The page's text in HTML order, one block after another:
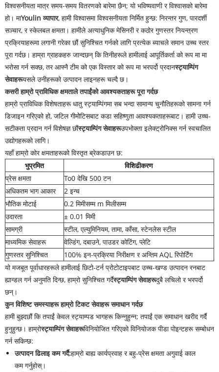
विश्वसनीयता मात्र समय-समय वितरणको बारेमा छैन; यो भविष्यवाणी र विश्वासको बारेमा
हो। माYoulin व्यापार, हामी विश्वासमा विश्वसनीयता निर्मित हुन्छ: निरन्तर गुण, पारदर्शी
सञ्चार, र स्केलबल क्षमता। हामीले अत्याधुनिक मेसिनरी र कठोर गुणस्तर नियन्त्रण
प्रक्रियाहरूमा लगानी गरेका छौं सुनिश्चित गर्नको लागि प्रत्येक ब्याचले समान उच्च स्तर
पूरा गर्दछ। हाम्रा ग्राहकहरु जान्दछन् कि तिनीहरूले हामीलाई आपूर्तिकर्ता को रूप मा मा
भरोसा गर्न सक्छ, तर आफ्नै टीम को एक विस्तार को रूप मा भरपर्दो प्रदानस्ट्याम्पिंग
सेवाहरूयसले उनीहरूको उत्पादन लाइनहरू चल्दै छ।
कसरी हाम्रो प्राविधिक क्षमताले तपाईंको आवश्यकताहरू पूरा गर्दछ
हाम्रो प्राविधिक विशेषताहरू धातु स्ट्याम्पिंगमा सब भन्दा सामान्य चुनौतिहरूको सामना गर्न
डिजाइन गरिएको हो, जटिल गीमोेटिसबाट कडा सहिष्णुता आवश्यकताहरूबाट। हामी उच्च-
सटीकता प्रदान गर्न विशेषज्ञ छौंस्ट्याम्पिंग सेवाहरूउपभोक्ता इलेक्ट्रोनिक्स गर्न स्वचालित
उद्योगहरूको लागि।
यहाँ हाम्रो कोर क्षमताहरूको विस्तृत ब्रेकडाउन छ:
भुप्रमित
विशिढीकरण
प्रेस क्षमता
To0 देखि 500 ​​टन
अधिकतम भाग आकार
2 इन्च
भौतिक मोटाई
0.2 मिमीसम्म m मिलीसम्म
उदारता
± 0.01 मिमी
सामग्री
स्टील, एल्युमिनियम, तामा, काँसा, स्टेनलेस स्टील
माध्यमिक सेवाहरू
वेल्डिंग, दबाउने, पाउडर कोटिंग, प्लेटि
गुणस्तर सुनिश्चित
100% इन-प्रक्रिया निरीक्षण र अन्तिम AQL रिपोर्टिंग
यो मजबूत पूर्वाधारहरूले हामीलाई छिटो-टर्न प्रोटोटाइपबाट उच्च-खण्ड उत्पादन रनबाट
ह्यान्डल गर्न अनुमति दिन्छ, हाम्रो सुनिश्चित गर्दैस्ट्याम्पिंग सेवाहरूदुबै लचिलो र भरपर्दो
छन्।
कुन विशिष्ट समस्याहरू हाम्रो टिकट सेवाहरू समाधान गर्दछ
हामी बुझ्दछौं कि तपाईं केवल स्ट्याम्पड भागहरू किन्नुहुन्न; तपाईं एक समाधान खरीद गर्दै
हुनुहुन्छ। हाम्रोस्ट्याम्पिंग सेवाहरूविनियोजित गरिएको विनियोजक पीडा पोइन्टहरू सम्बोधन
गर्न सकिन्छ:
उत्पादन ढिलाइ कम गर्दै:हाम्रो बाह्य कार्यप्रवाह र बहु-प्रेस क्षमता अगुवाई काल
कम गर्नुहोस्।